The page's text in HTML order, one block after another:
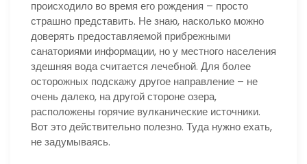
происходило во время его рождения – просто
страшно представить. Не знаю, насколько можно
доверять предоставляемой прибрежными
санаториями информации, но у местного населения
здешняя вода считается лечебной. Для более
осторожных подскажу другое направление – не
очень далеко, на другой стороне озера,
расположены горячие вулканические источники.
Вот это действительно полезно. Туда нужно ехать,
не задумываясь.